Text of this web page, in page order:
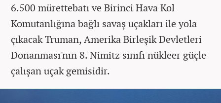
6.500 mürettebatı ve Birinci Hava Kol
Komutanlığına bağlı savaş uçakları ile yola
çıkacak Truman, Amerika Birleşik Devletleri
Donanması'nın 8. Nimitz sınıfı nükleer güçle
çalışan uçak gemisidir.